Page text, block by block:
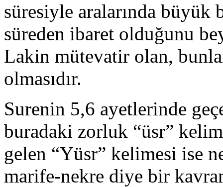
süresiyle aralarında
süreden ibaret olduğunu
Lakin mütevatir olan,
olmasıdır.
Surenin 5,6 ayetlerinde
buradaki zorluk “üsr”
gelen “Yüsr” kelimesi ise
marife-nekre diye bir